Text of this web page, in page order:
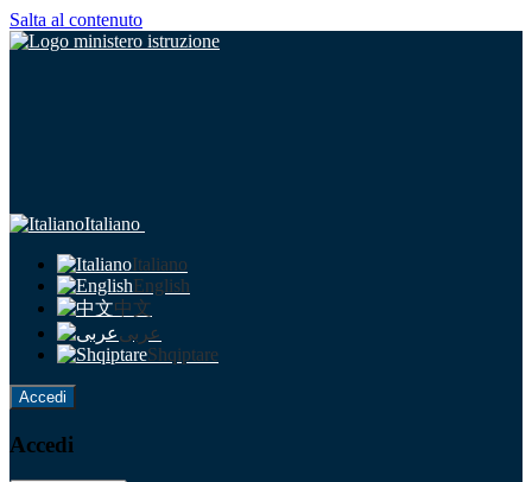
Salta al contenuto
Italiano
Italiano
English
中文
عربى
Shqiptare
Accedi
Accedi